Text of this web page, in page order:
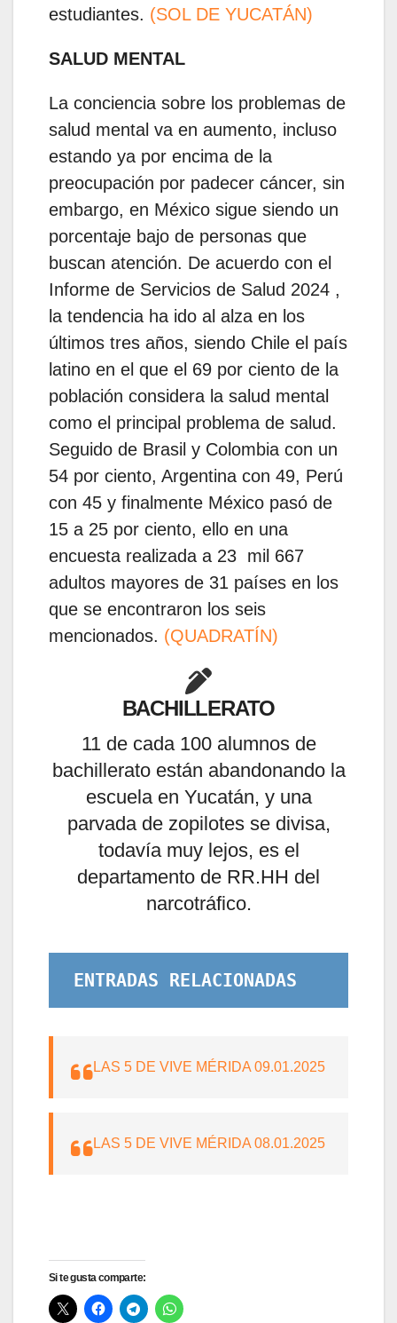
estudiantes. (SOL DE YUCATÁN)
SALUD MENTAL
La conciencia sobre los problemas de
salud mental va en aumento, incluso
estando ya por encima de la
preocupación por padecer cáncer, sin
embargo, en México sigue siendo un
porcentaje bajo de personas que
buscan atención. De acuerdo con el
Informe de Servicios de Salud 2024 ,
la tendencia ha ido al alza en los
últimos tres años, siendo Chile el país
latino en el que el 69 por ciento de la
población considera la salud mental
como el principal problema de salud.
Seguido de Brasil y Colombia con un
54 por ciento, Argentina con 49, Perú
con 45 y finalmente México pasó de
15 a 25 por ciento, ello en una
encuesta realizada a 23 mil 667
adultos mayores de 31 países en los
que se encontraron los seis
mencionados. (QUADRATÍN)
BACHILLERATO
11 de cada 100 alumnos de
bachillerato están abandonando la
escuela en Yucatán, y una
parvada de zopilotes se divisa,
todavía muy lejos, es el
departamento de RR.HH del
narcotráfico.
ENTRADAS RELACIONADAS
LAS 5 DE VIVE MÉRIDA 09.01.2025
LAS 5 DE VIVE MÉRIDA 08.01.2025
Si te gusta comparte: